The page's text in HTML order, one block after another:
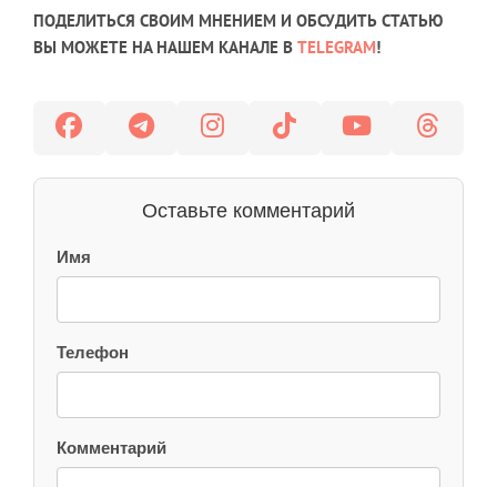
ПОДЕЛИТЬСЯ СВОИМ МНЕНИЕМ И ОБСУДИТЬ СТАТЬЮ
ВЫ МОЖЕТЕ НА НАШЕМ КАНАЛЕ В TELEGRAM!
Оставьте комментарий
Имя
Телефон
Комментарий